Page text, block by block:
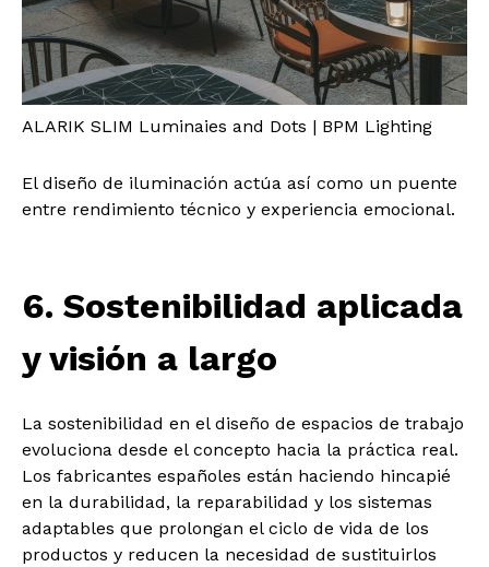
ALARIK SLIM Luminaies and Dots | BPM Lighting
El diseño de iluminación actúa así como un puente
entre rendimiento técnico y experiencia emocional.
6. Sostenibilidad aplicada
y visión a largo
La sostenibilidad en el diseño de espacios de trabajo
evoluciona desde el concepto hacia la práctica real.
Los fabricantes españoles están haciendo hincapié
en la durabilidad, la reparabilidad y los sistemas
adaptables que prolongan el ciclo de vida de los
productos y reducen la necesidad de sustituirlos